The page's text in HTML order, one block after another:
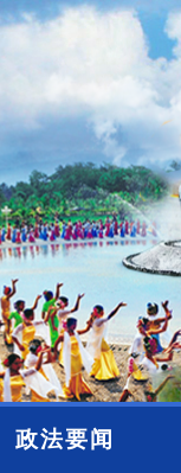
政法要闻